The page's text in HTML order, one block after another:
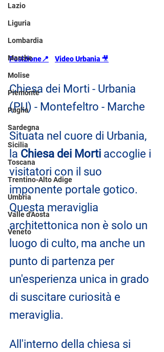
Lazio
Liguria
Lombardia
Marche
Molise
Piemonte
Puglia
Sardegna
Sicilia
Toscana
Trentino-Alto Adige
Umbria
Valle d'Aosta
Veneto
Posizione📍 Video Urbania 🎥
Chiesa dei Morti - Urbania
(PU) - Montefeltro - Marche
Situata nel cuore di Urbania,
la Chiesa dei Morti accoglie i
visitatori con il suo
imponente portale gotico.
Questa meraviglia
architettonica non è solo un
luogo di culto, ma anche un
punto di partenza per
un'esperienza unica in grado
di suscitare curiosità e
meraviglia.
All'interno della chiesa si